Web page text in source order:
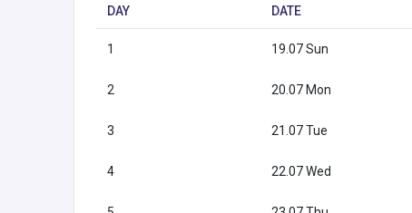
DAY DATE
1 19.07 Sun
2 20.07 Mon
3 21.07 Tue
4 22.07 Wed